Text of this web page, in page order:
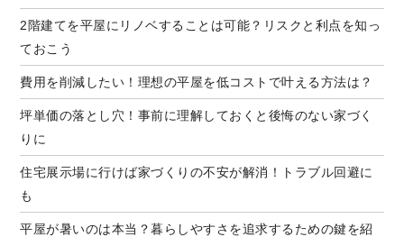
2階建てを平屋にリノベすることは可能？リスクと利点を知っ
ておこう
費用を削減したい！理想の平屋を低コストで叶える方法は？
坪単価の落とし穴！事前に理解しておくと後悔のない家づく
りに
住宅展示場に行けば家づくりの不安が解消！トラブル回避に
も
平屋が暑いのは本当？暮らしやすさを追求するための鍵を紹